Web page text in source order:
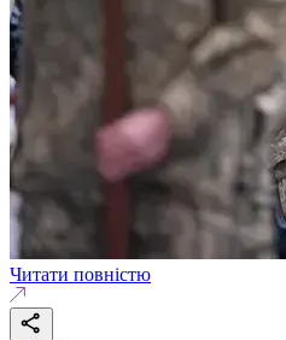
Читати повністю